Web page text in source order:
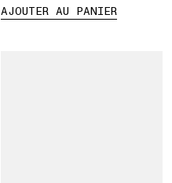
AJOUTER AU PANIER